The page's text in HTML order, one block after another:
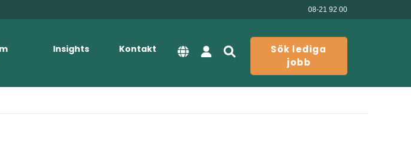
08-21 92 00
Insights Kontakt
Sök lediga
jobb